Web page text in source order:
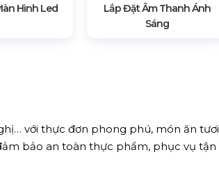
Hình Led
Lắp Đặt Âm Thanh Ánh
Sáng
với thực đơn phong phú, món ăn tươi
bảo an toàn thực phẩm, phục vụ tận